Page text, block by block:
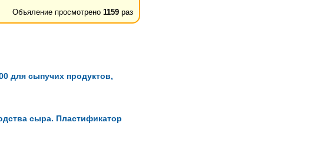
Объяление просмотрено 1159 раз
для сыпучих продуктов,
сыра. Пластификатор